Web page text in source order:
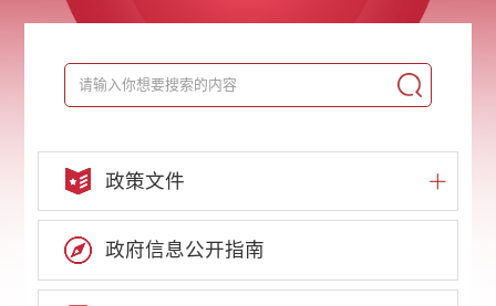
政策文件
政府信息公开指南